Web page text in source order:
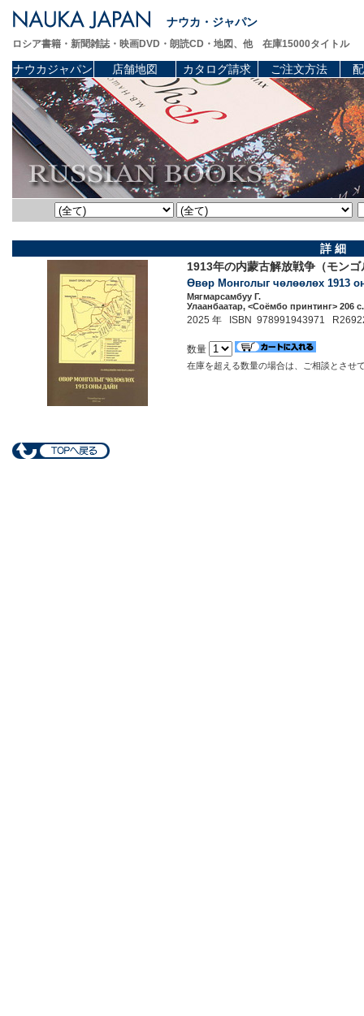
ナウカ・ジャパン
ロシア書籍・新聞雑誌・映画DVD・朗読CD・地図、他 在庫15000タイトル
ナウカジャパン 店舗地図 カタログ請求 ご注文方法
詳 細
1913年の内蒙古解放戦争（モン
Өвөр Монголыг чөлөөлөх 1913
Мягмарсамбуу Г.
Улаанбаатар, <Соёмбо принтинг> 206
2025 年 ISBN 978991943971
数量
在庫を超える数量の場合は、ご相談とさせ